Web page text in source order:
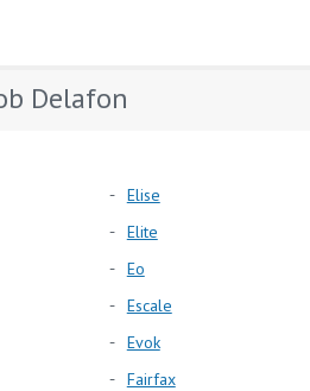
Delafon
Elise
Elite
Eo
Escale
Evok
Fairfax